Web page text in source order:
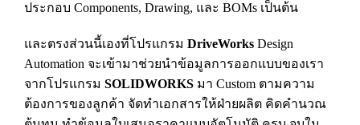
ประกอบ Components, Drawing, และ BOMs เป็นต้น
และตรงส่วนนี้เองที่โปรแกรม DriveWorks Design
Automation จะเข้ามาช่วยนำข้อมูลการออกแบบของเรา
จากโปรแกรม SOLIDWORKS มา Custom ตามความ
ต้องการของลูกค้า จัดทำเอกสารให้ฝ่ายผลิต คิดคำนวณ